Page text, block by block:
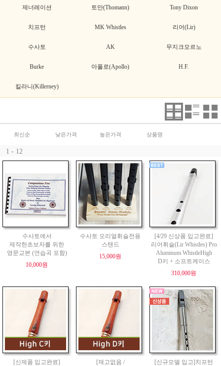
제너레이션 토만(Thomann) Tony Dixon
치프턴 MK Whistles 리어(Lir)
수사토 AK 무지크모르노
Burke 아폴로(Apollo) H.F.
킬라니(Killerney)
최신순 낮은가격 높은가격 상품명
1 - 12
수사토에서
제작한초보자를 위한
영문교본 (연습곡 포함)
10,000원
수사토 오리얼휘슬전용
스탠드
15,000원
[4/29 신상품 입고완료]
리어휘슬(Lir Whistles) Pro
Aluminum WhistleHigh
D키 + 소프트케이스
310,000원
[신제품 입고완료]
[재고없음 /
[신규모델 입고]치프턴